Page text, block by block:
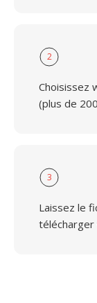
2
Choisissez
(plus de
3
Laissez le